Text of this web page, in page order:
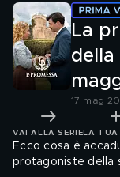
La
della
17 mag
VAI ALLA SERIE LA
Ecco cosa è
protagoniste della